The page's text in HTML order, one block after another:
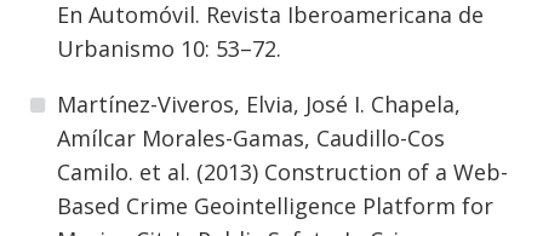
En Automóvil. Revista Iberoamericana de
Urbanismo 10: 53–72.
Martínez-Viveros, Elvia, José I. Chapela,
Amílcar Morales-Gamas, Caudillo-Cos
Camilo. et al. (2013) Construction of a Web-
Based Crime Geointelligence Platform for